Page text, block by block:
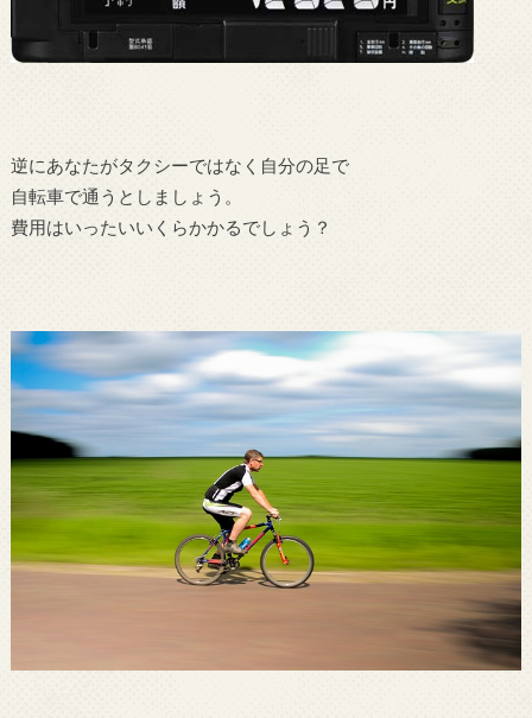
逆にあなたがタクシーではなく自分の足で
自転車で通うとしましょう。
費用はいったいいくらかかるでしょう？